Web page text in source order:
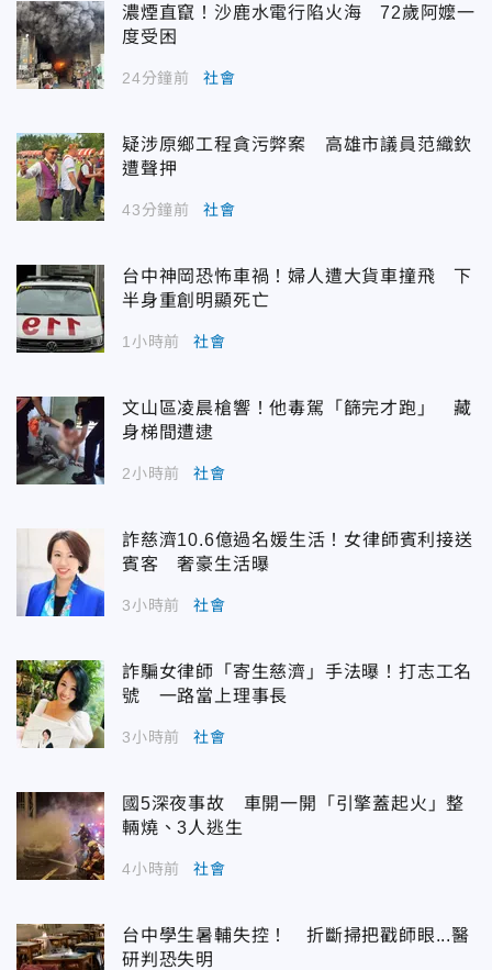
濃煙直竄！沙鹿水電行陷火海 72歲阿嬤一
度受困
24分鐘前 社會
疑涉原鄉工程貪污弊案 高雄市議員范織欽
遭聲押
43分鐘前 社會
台中神岡恐怖車禍！婦人遭大貨車撞飛 下
半身重創明顯死亡
1小時前 社會
文山區凌晨槍響！他毒駕「篩完才跑」 藏
身梯間遭逮
2小時前 社會
詐慈濟10.6億過名媛生活！女律師賓利接送
賓客 奢豪生活曝
3小時前 社會
詐騙女律師「寄生慈濟」手法曝！打志工名
號 一路當上理事長
3小時前 社會
國5深夜事故 車開一開「引擎蓋起火」整
輛燒、3人逃生
4小時前 社會
台中學生暑輔失控！ 折斷掃把戳師眼...醫
研判恐失明